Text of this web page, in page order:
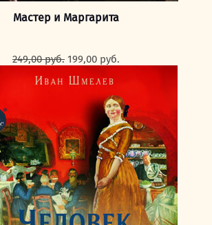
Мастер и Маргарита
249,00руб. Первоначальная
составляла
249,00 руб..
199,00 руб.